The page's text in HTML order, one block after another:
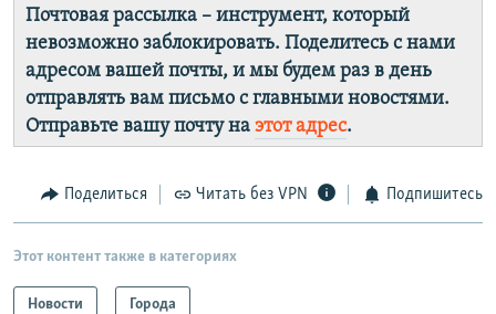
Почтовая рассылка – инструмент, который
невозможно заблокировать. Поделитесь с нами
адресом вашей почты, и мы будем раз в день
отправлять вам письмо с главными новостями.
Отправьте вашу почту на этот адрес.
Поделиться Читать без VPN Подпишитесь
Этот контент также в категориях
Новости Города